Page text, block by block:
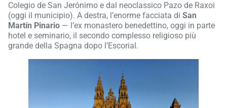
Colegio de San Jerónimo e dal neoclassico Pazo de Raxoi
(oggi il municipio). A destra, l’enorme facciata di San
Martín Pinario — l’ex monastero benedettino, oggi in parte
hotel e seminario, il secondo complesso religioso più
grande della Spagna dopo l’Escorial.